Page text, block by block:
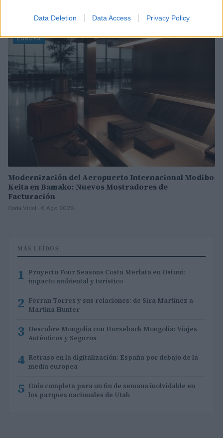
Data Deletion Data Access Privacy Policy
Diego Morales · 6 Ago 2026
EUROPA
Modernización del Aeropuerto Internacional Modibo
Keita en Bamako: Nuevos Mostradores de
Facturación
Carla Vidal · 6 Ago 2026
MÁS LEÍDOS
1 Proyecto Four Seasons Costa Merlata en Ostuni:
impacto ambiental y turístico
2 Ferran Torres y sus relaciones: de Sira Martínez a
Martina Hunter
3 Descubre Mongolia con Horseback Mongolia: Viajes
Auténticos y Seguros
4 Retraso en la digitalización: España por debajo de la
media europea
5 Guía completa para un fin de semana inolvidable en
los parques nacionales de Utah